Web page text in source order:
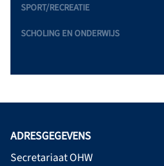
SPORT/RECREATIE
SCHOLING EN ONDERWIJS
ADRESGEGEVENS
Secretariaat OHW